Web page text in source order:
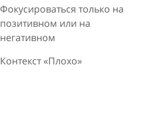
Фокусироваться только на
позитивном или на
негативном
Контекст «Плохо»